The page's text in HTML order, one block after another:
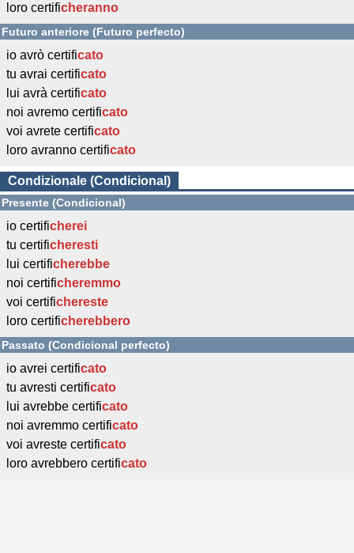
loro certificheranno
Futuro anteriore (Futuro perfecto)
io avrò certificato
tu avrai certificato
lui avrà certificato
noi avremo certificato
voi avrete certificato
loro avranno certificato
Condizionale (Condicional)
Presente (Condicional)
io certificherei
tu certificheresti
lui certificherebbe
noi certificheremmo
voi certifichereste
loro certificherebbero
Passato (Condicional perfecto)
io avrei certificato
tu avresti certificato
lui avrebbe certificato
noi avremmo certificato
voi avreste certificato
loro avrebbero certificato